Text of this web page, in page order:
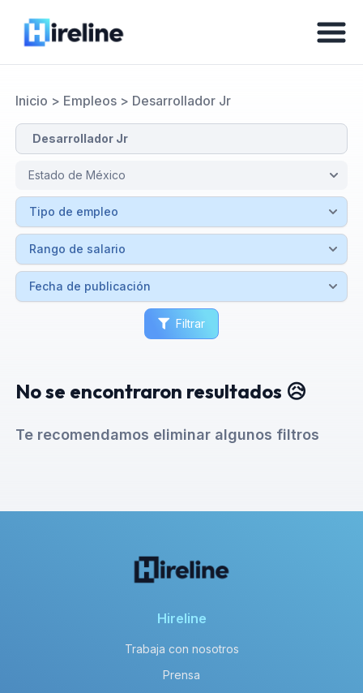
Inicio > Empleos> Desarrollador Jr
Filtrar
No se encontraron resultados 😥
Te recomendamos eliminar algunos filtros
Hireline
Trabaja con nosotros
Prensa